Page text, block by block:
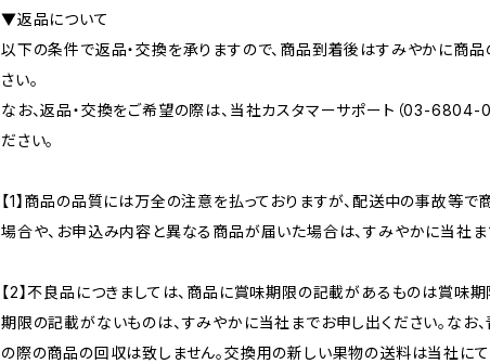
▼返品について
以下の条件で返品・交換を承りますので、商品到着後はすみやかに商
さい。
なお、返品・交換をご希望の際は、当社カスタマーサポート（03-6804-
ださい。
【1】商品の品質には万全の注意を払っておりますが、配送中の事故等
場合や、お申込み内容と異なる商品が届いた場合は、すみやかに当社ま
【2】不良品につきましては、商品に賞味期限の記載があるものは賞味
期限の記載がないものは、すみやかに当社までお申し出ください。なお
の際の商品の回収は致しません。交換用の新しい果物の送料は当社にて